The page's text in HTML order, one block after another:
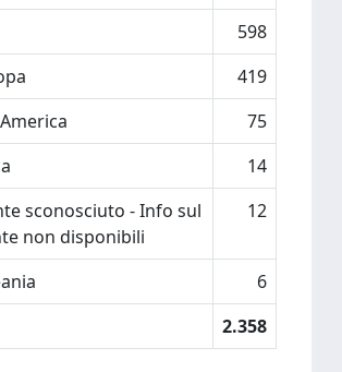
598
419
75
14
sconosciuto - Info sul
non disponibili
12
6
2.358